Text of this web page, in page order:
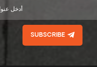
SUBSCRIBE